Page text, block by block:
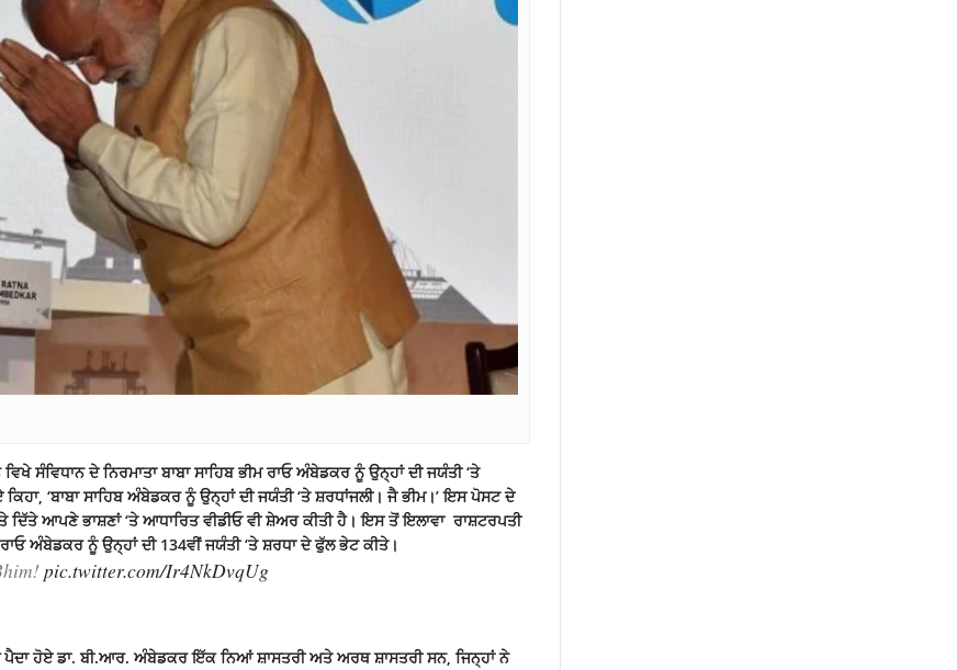
ਸੰਵਿਧਾਨ ਦੇ ਨਿਰਮਾਤਾ ਬਾਬਾ ਸਾਹਿਬ ਭੀਮ ਰਾਓ ਅੰਬੇਡਕਰ ਨੂੰ ਉਨ੍ਹਾਂ ਦੀ ਜਯੰਤੀ ‘ਤੇ
‘ਬਾਬਾ ਸਾਹਿਬ ਅੰਬੇਡਕਰ ਨੂੰ ਉਨ੍ਹਾਂ ਦੀ ਜਯੰਤੀ ‘ਤੇ ਸ਼ਰਧਾਂਜਲੀ। ਜੈ ਭੀਮ।’ ਇਸ ਪੋਸਟ ਦੇ
ਦਿੱਤੇ ਆਪਣੇ ਭਾਸ਼ਣਾਂ ‘ਤੇ ਆਧਾਰਿਤ ਵੀਡੀਓ ਵੀ ਸ਼ੇਅਰ ਕੀਤੀ ਹੈ। ਇਸ ਤੋਂ ਇਲਾਵਾ ਰਾਸ਼ਟਰਪਤੀ
ਅੰਬੇਡਕਰ ਨੂੰ ਉਨ੍ਹਾਂ ਦੀ 134ਵੀਂ ਜਯੰਤੀ ‘ਤੇ ਸ਼ਰਧਾ ਦੇ ਫੁੱਲ ਭੇਟ ਕੀਤੇ।
pic.twitter.com/Ir4NkDvqUg
ਹੋਏ ਡਾ. ਬੀ.ਆਰ. ਅੰਬੇਡਕਰ ਇੱਕ ਨਿਆਂ ਸ਼ਾਸਤਰੀ ਅਤੇ ਅਰਥ ਸ਼ਾਸਤਰੀ ਸਨ, ਜਿਨ੍ਹਾਂ ਨੇ